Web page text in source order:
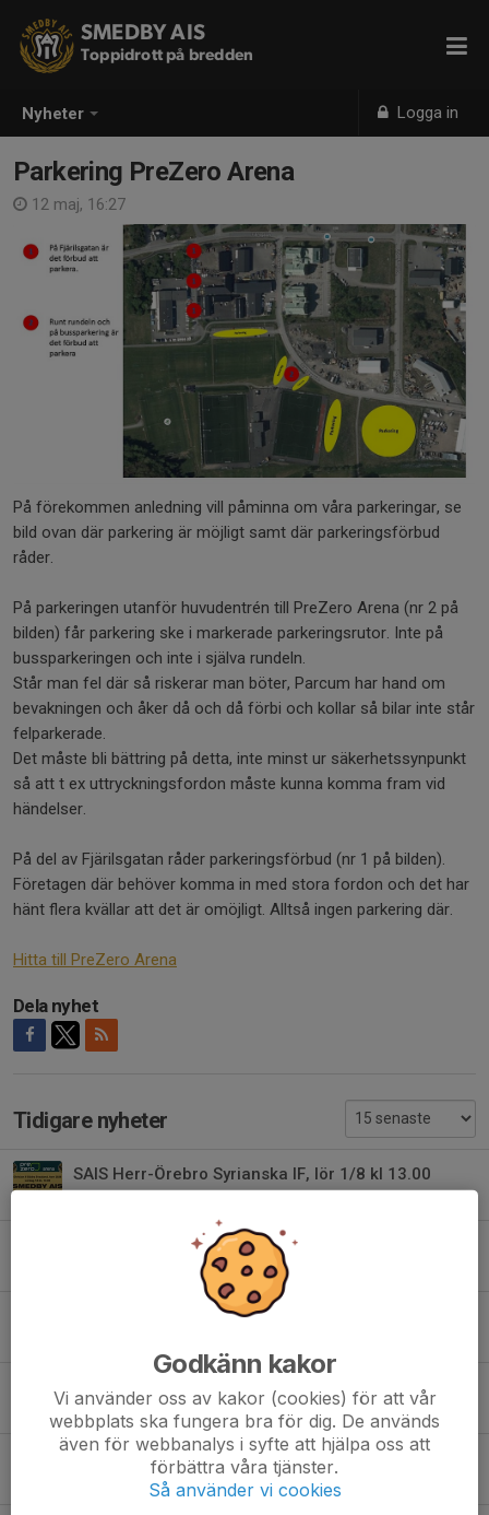
Nyheter Logga in
SMEDBY AIS
Toppidrott på bredden
Parkering PreZero Arena
12 maj, 16:27
På förekommen anledning vill påminna om våra parkeringar, se
bild ovan där parkering är möjligt samt där parkeringsförbud
råder.
På parkeringen utanför huvudentrén till PreZero Arena (nr 2 på
bilden) får parkering ske i markerade parkeringsrutor. Inte på
bussparkeringen och inte i själva rundeln.
Står man fel där så riskerar man böter, Parcum har hand om
bevakningen och åker då och då förbi och kollar så bilar inte står
felparkerade.
Det måste bli bättring på detta, inte minst ur säkerhetssynpunkt
så att t ex uttryckningsfordon måste kunna komma fram vid
händelser.
På del av Fjärilsgatan råder parkeringsförbud (nr 1 på bilden).
Företagen där behöver komma in med stora fordon och det har
hänt flera kvällar att det är omöjligt. Alltså ingen parkering där.
Hitta till PreZero Arena
Dela nyhet
Tidigare nyheter
SAIS Herr-Örebro Syrianska IF, lör 1/8 kl 13.00
SAIS Dam-Hertzöga BK, lör 27/6 kl 13.00
Kvarglömt och överblivet
SAIS Herr-IFK Haninge sön 21/6 kl 16.00
20 jun, 10:00
Godkänn kakor
Vi använder oss av kakor (cookies) för att vår
webbplats ska fungera bra för dig. De används
även för webbanalys i syfte att hjälpa oss att
förbättra våra tjänster.
Så använder vi cookies